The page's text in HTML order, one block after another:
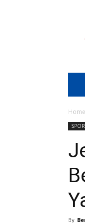
Home
By